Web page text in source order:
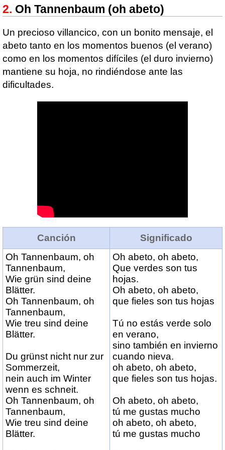
Oh Tannenbaum (oh abeto)
Un precioso villancico, con un bonito mensaje, el
abeto tanto en los momentos buenos (el verano)
como en los momentos difíciles (el duro invierno)
mantiene su hoja, no rindiéndose ante las
dificultades.
Canción
Significado
Oh Tannenbaum, oh
Tannenbaum,
Wie grün sind deine
Blätter.
Oh Tannenbaum, oh
Tannenbaum,
Wie treu sind deine
Blätter.
Du grünst nicht nur zur
Sommerzeit,
nein auch im Winter
wenn es schneit.
Oh Tannenbaum, oh
Tannenbaum,
Wie treu sind deine
Blätter.
Oh abeto, oh abeto,
Que verdes son tus
hojas.
Oh abeto, oh abeto,
que fieles son tus hojas
Tú no estás verde solo
en verano,
sino también en invierno
cuando nieva.
oh abeto, oh abeto,
que fieles son tus hojas.
Oh abeto, oh abeto,
tú me gustas mucho
oh abeto, oh abeto,
tú me gustas mucho